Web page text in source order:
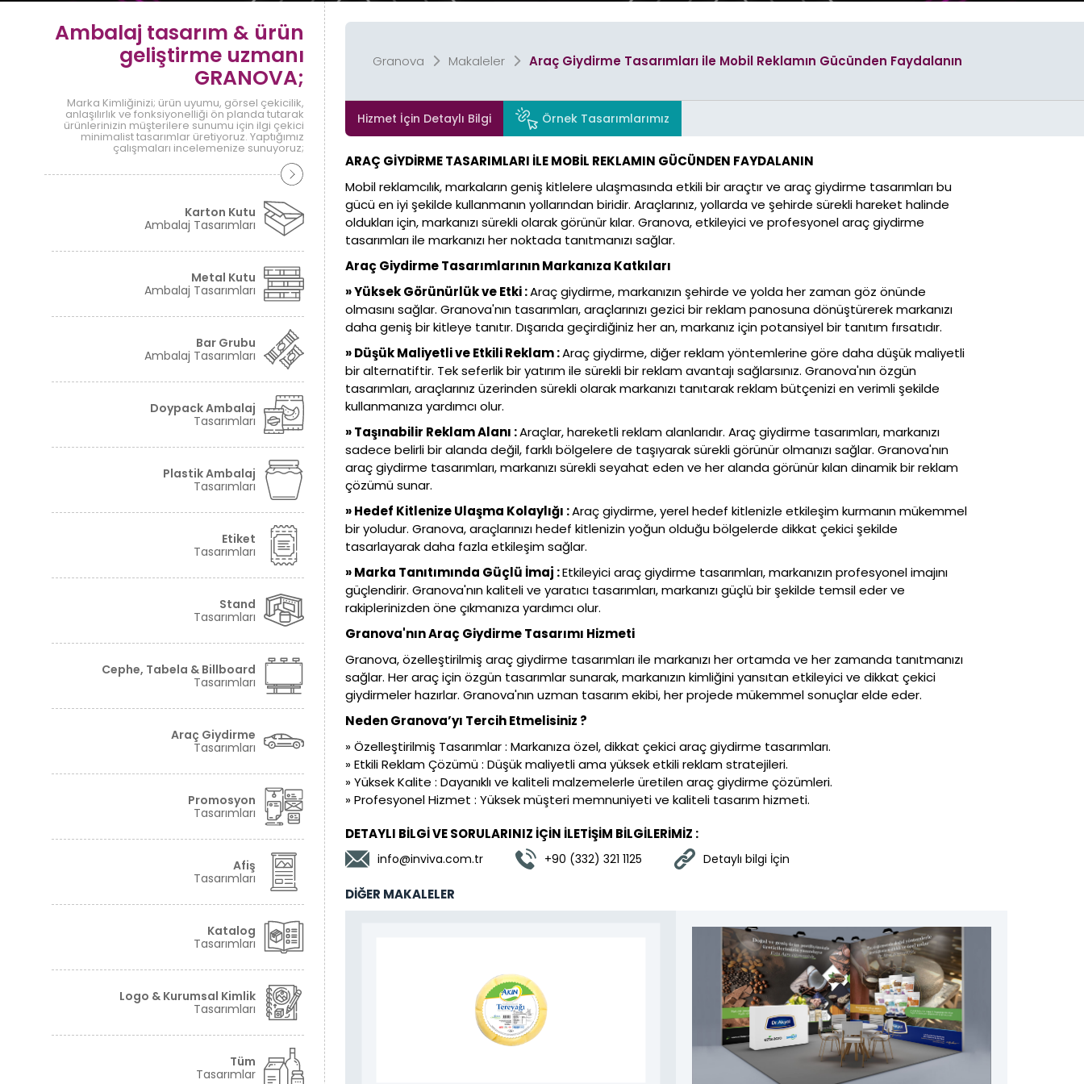
Promosyon
Tasarımları Tasarımları Tasarımları
Logo & Kurumsal Kimlik
Tasarımları
©2024 Granova'ya ait olup izinsiz kullanımı hukuki yaptırıma tabidir.
Etiket
Cephe, Tabela & Billboard
Araç Giydirme
Tasarımları
Promosyon
Tasarımları
Tasarımları
Tasarımları
İletişime
Geçin
Ambalaj tasarım & ürün
geliştirme uzmanı
GRANOVA;
Marka Kimliğinizi; ürün uyumu, görsel çekicilik,
anlaşılırlık ve fonksiyonelliği ön planda tutarak
ürünlerinizin müşterilere sunumu için ilgi çekici
minimalist tasarımlar üretiyoruz. Yaptığımız
çalışmaları incelemenize sunuyoruz;
Karton Kutu
Ambalaj Tasarımları
Metal Kutu
Ambalaj Tasarımları
Bar Grubu
Ambalaj Tasarımları
Doypack Ambalaj
Tasarımları
Plastik Ambalaj
Tasarımları
Etiket
Tasarımları
Stand
Tasarımları
Cephe, Tabela & Billboard
Tasarımları
Araç Giydirme
Tasarımları
Promosyon
Tasarımları
Afiş
Tasarımları
Katalog
Tasarımları
Logo & Kurumsal Kimlik
Tasarımları
Tüm
Tasarımlar
Granova Makaleler Araç Giydirme Tasarımları ile Mobil Reklamın Gücünden Faydalanın
Hizmet İçin Detaylı Bilgi Örnek Tasarımlarımız
ARAÇ GİYDİRME TASARIMLARI İLE MOBİL REKLAMIN GÜCÜNDEN FAYDALANIN
Mobil reklamcılık, markaların geniş kitlelere ulaşmasında etkili bir araçtır ve araç giydirme tasarımları bu
gücü en iyi şekilde kullanmanın yollarından biridir. Araçlarınız, yollarda ve şehirde sürekli hareket halinde
oldukları için, markanızı sürekli olarak görünür kılar. Granova, etkileyici ve profesyonel araç giydirme
tasarımları ile markanızı her noktada tanıtmanızı sağlar.
Araç Giydirme Tasarımlarının Markanıza Katkıları
» Yüksek Görünürlük ve Etki :Araç giydirme, markanızın şehirde ve yolda her zaman göz önünde
olmasını sağlar. Granova'nın tasarımları, araçlarınızı gezici bir reklam panosuna dönüştürerek markanızı
daha geniş bir kitleye tanıtır. Dışarıda geçirdiğiniz her an, markanız için potansiyel bir tanıtım fırsatıdır.
» Düşük Maliyetli ve Etkili Reklam :Araç giydirme, diğer reklam yöntemlerine göre daha düşük maliyetli
bir alternatiftir. Tek seferlik bir yatırım ile sürekli bir reklam avantajı sağlarsınız. Granova'nın özgün
tasarımları, araçlarınız üzerinden sürekli olarak markanızı tanıtarak reklam bütçenizi en verimli şekilde
kullanmanıza yardımcı olur.
» Taşınabilir Reklam Alanı :Araçlar, hareketli reklam alanlarıdır. Araç giydirme tasarımları, markanızı
sadece belirli bir alanda değil, farklı bölgelere de taşıyarak sürekli görünür olmanızı sağlar. Granova'nın
araç giydirme tasarımları, markanızı sürekli seyahat eden ve her alanda görünür kılan dinamik bir reklam
çözümü sunar.
» Hedef Kitlenize Ulaşma Kolaylığı :Araç giydirme, yerel hedef kitlenizle etkileşim kurmanın mükemmel
bir yoludur. Granova, araçlarınızı hedef kitlenizin yoğun olduğu bölgelerde dikkat çekici şekilde
tasarlayarak daha fazla etkileşim sağlar.
» Marka Tanıtımında Güçlü İmaj :Etkileyici araç giydirme tasarımları, markanızın profesyonel imajını
güçlendirir. Granova'nın kaliteli ve yaratıcı tasarımları, markanızı güçlü bir şekilde temsil eder ve
rakiplerinizden öne çıkmanıza yardımcı olur.
Granova'nın Araç Giydirme Tasarımı Hizmeti
Granova, özelleştirilmiş araç giydirme tasarımları ile markanızı her ortamda ve her zamanda tanıtmanızı
sağlar. Her araç için özgün tasarımlar sunarak, markanızın kimliğini yansıtan etkileyici ve dikkat çekici
giydirmeler hazırlar. Granova'nın uzman tasarım ekibi, her projede mükemmel sonuçlar elde eder.
Neden Granova’yı Tercih Etmelisiniz ?
» Özelleştirilmiş Tasarımlar : Markanıza özel, dikkat çekici araç giydirme tasarımları.
» Etkili Reklam Çözümü : Düşük maliyetli ama yüksek etkili reklam stratejileri.
» Yüksek Kalite : Dayanıklı ve kaliteli malzemelerle üretilen araç giydirme çözümleri.
» Profesyonel Hizmet : Yüksek müşteri memnuniyeti ve kaliteli tasarım hizmeti.
DETAYLI BİLGİ VE SORULARINIZ İÇİN İLETİŞİM BİLGİLERİMİZ :
info@inviva.com.tr +90 (332) 321 1125 Detaylı bilgi İçin
DİĞER MAKALELER